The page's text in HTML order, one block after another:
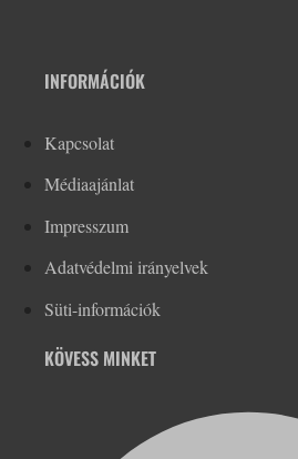
INFORMÁCIÓK
Kapcsolat
Médiaajánlat
Impresszum
Adatvédelmi irányelvek
Süti-információk
KÖVESS MINKET